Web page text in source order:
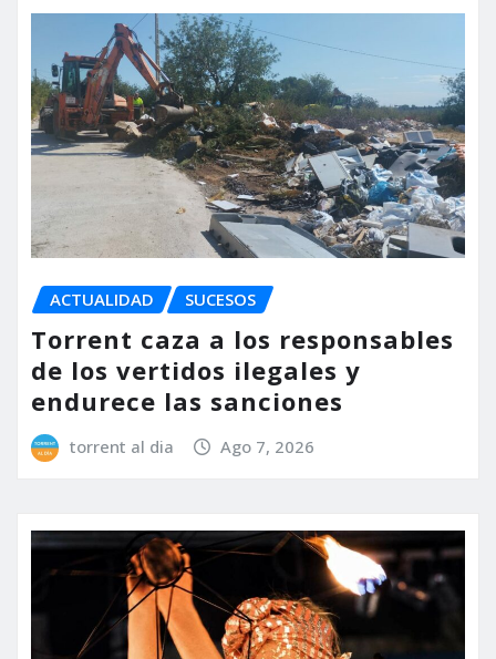
ACTUALIDAD SUCESOS
Torrent caza a los responsables
de los vertidos ilegales y
endurece las sanciones
torrent al dia Ago 7, 2026